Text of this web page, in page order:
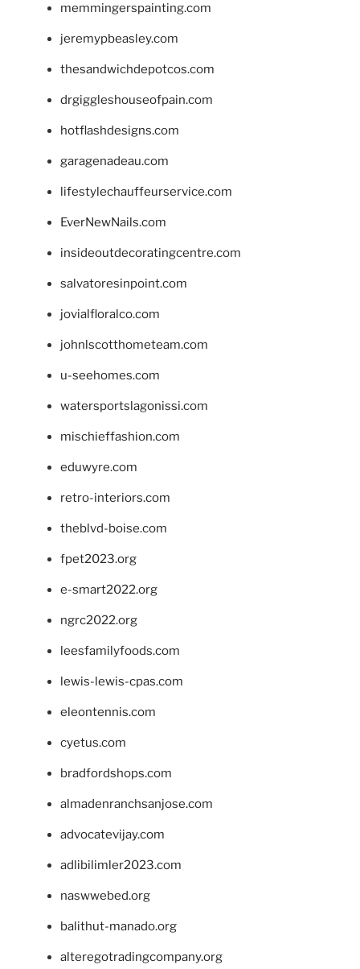
memmingerspainting.com
jeremypbeasley.com
thesandwichdepotcos.com
drgiggleshouseofpain.com
hotflashdesigns.com
garagenadeau.com
lifestylechauffeurservice.com
EverNewNails.com
insideoutdecoratingcentre.com
salvatoresinpoint.com
jovialfloralco.com
johnlscotthometeam.com
u-seehomes.com
watersportslagonissi.com
mischieffashion.com
eduwyre.com
retro-interiors.com
theblvd-boise.com
fpet2023.org
e-smart2022.org
ngrc2022.org
leesfamilyfoods.com
lewis-lewis-cpas.com
eleontennis.com
cyetus.com
bradfordshops.com
almadenranchsanjose.com
advocatevijay.com
adlibilimler2023.com
naswwebed.org
balithut-manado.org
alteregotradingcompany.org